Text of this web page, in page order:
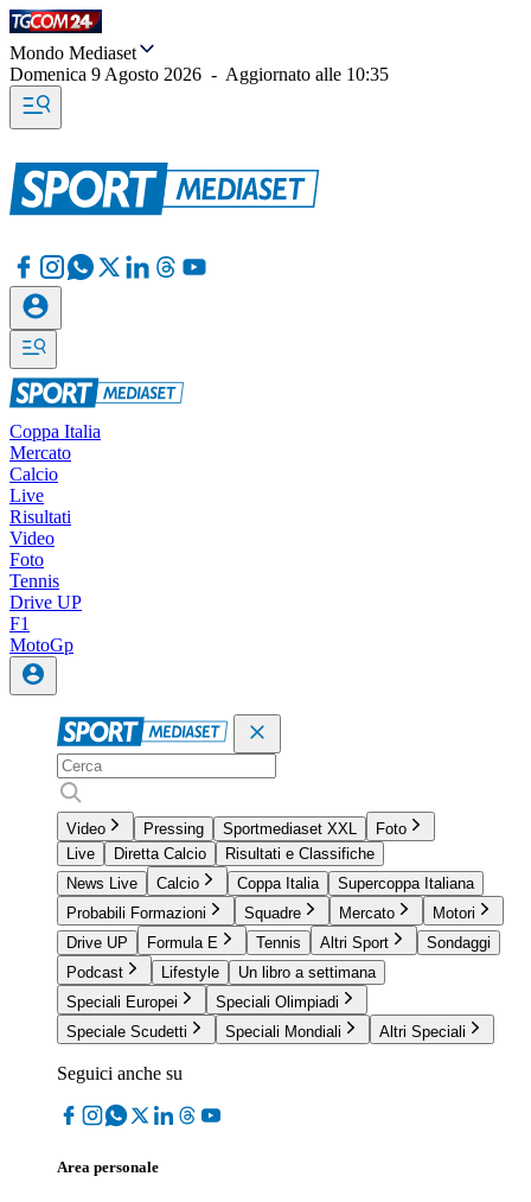
Mondo Mediaset
Domenica 9 Agosto 2026 - Aggiornato alle 10:35
Coppa Italia
Mercato
Calcio
Live
Risultati
Video
Foto
Tennis
Drive UP
F1
MotoGp
Video Pressing Sportmediaset XXL
Foto
Live
Diretta Calcio
Risultati e Classifiche
News Live
Calcio Coppa Italia
Supercoppa Italiana
Probabili Formazioni
Squadre Mercato
Motori
Drive UP
Formula E Tennis Altri Sport
Sondaggi
Podcast
Lifestyle
Un libro a settimana
Speciali Europei
Speciali Olimpiadi
Speciale Scudetti
Speciali Mondiali Altri Speciali
Seguici anche su
Area personale